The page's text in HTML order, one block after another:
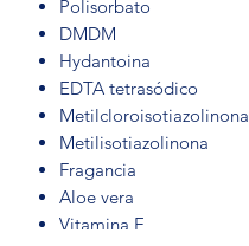
Polisorbato
DMDM
Hydantoina
EDTA tetrasódico
Metilcloroisotiazolinona
Metilisotiazolinona
Fragancia
Aloe vera
Vitamina E